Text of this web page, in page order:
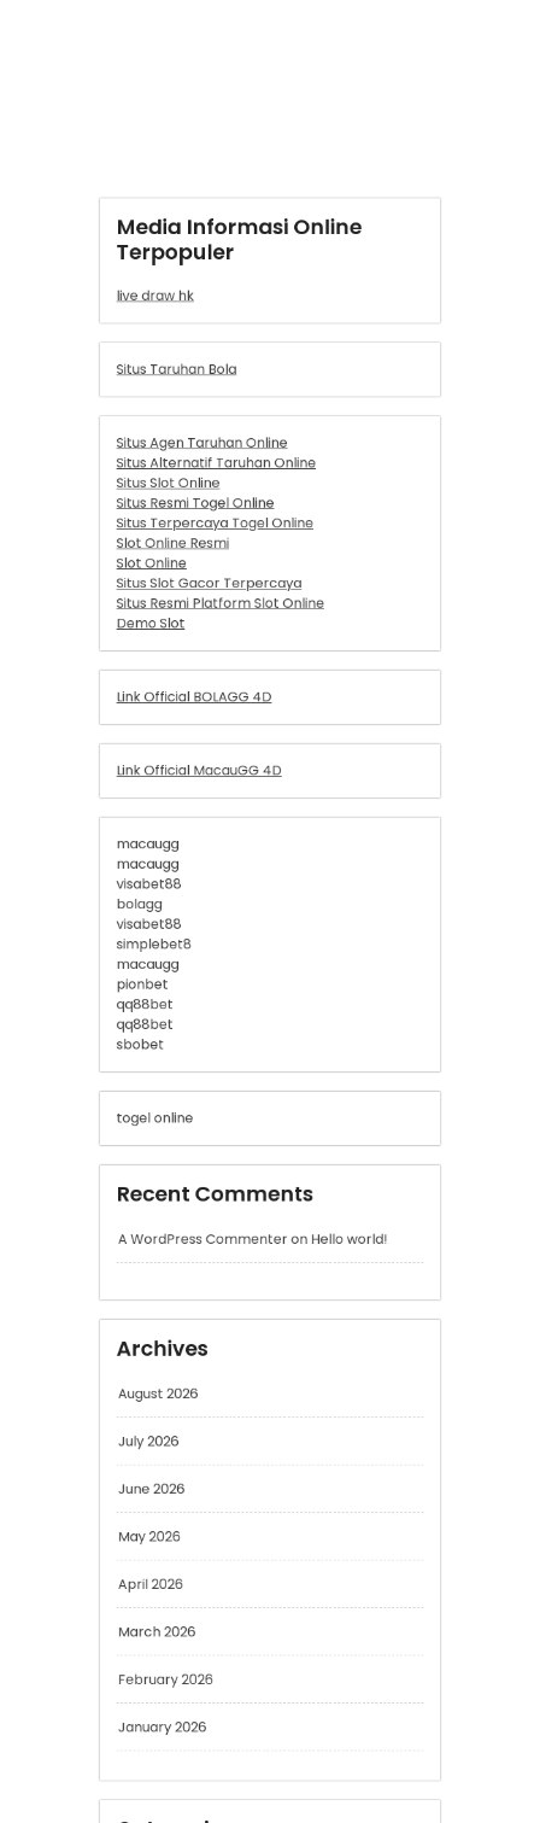
Slot Online Resmi
Slot Online
Situs Slot Gacor Terpercaya
Situs Resmi Platform Slot Online
Link Official BOLAGG 4D
Link Official MacauGG 4D
macaugg
visabet88
bolagg
visabet88
simplebet8
macaugg
pionbet
qq88bet
qq88bet
sbobet
togel online
Recent Comments
A WordPress Commenteron
Archives
August 2026
July 2026
May 2026
April 2026